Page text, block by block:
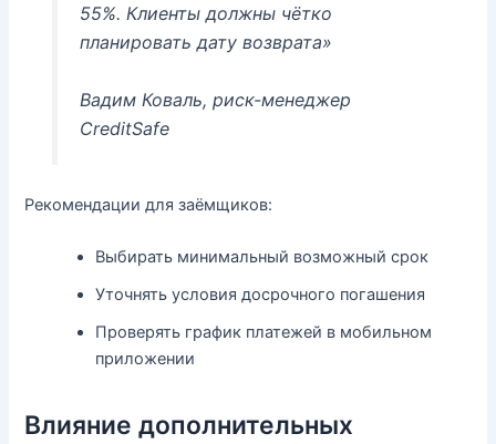
55%. Клиенты должны чётко
планировать дату возврата»
Вадим Коваль, риск-менеджер
CreditSafe
Рекомендации для заёмщиков:
Выбирать минимальный возможный срок
Уточнять условия досрочного погашения
Проверять график платежей в мобильном
приложении
Влияние дополнительных